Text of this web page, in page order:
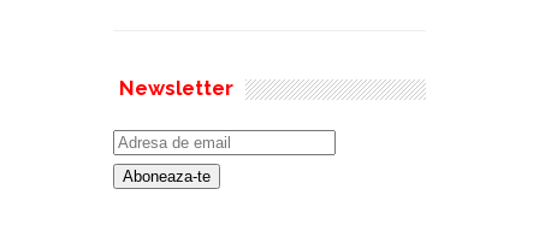
Newsletter